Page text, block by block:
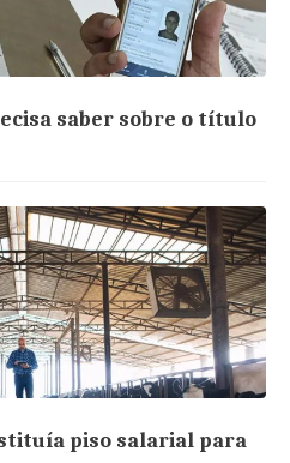
saber sobre o título
piso salarial para